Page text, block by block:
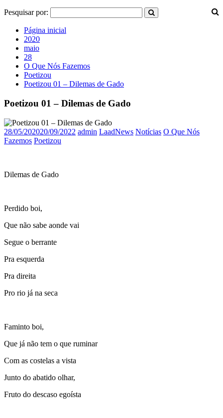
Pesquisar por:
Página inicial
2020
maio
28
O Que Nós Fazemos
Poetizou
Poetizou 01 – Dilemas de Gado
Poetizou 01 – Dilemas de Gado
28/05/202020/09/2022 admin LaadNews Notícias O Que Nós
Fazemos Poetizou
Dilemas de Gado
Perdido boi,
Que não sabe aonde vai
Segue o berrante
Pra esquerda
Pra direita
Pro rio já na seca
Faminto boi,
Que já não tem o que ruminar
Com as costelas a vista
Junto do abatido olhar,
Fruto do descaso egoísta